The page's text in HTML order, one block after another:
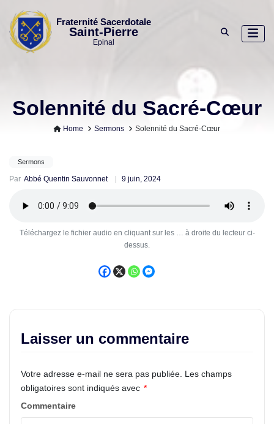
content
Fraternité Sacerdotale
Saint-Pierre
Epinal
Solennité du Sacré-Cœur
Home Sermons Solennité du Sacré-Cœur
Sermons
Par Abbé Quentin Sauvonnet 9 juin, 2024
Téléchargez le fichier audio en cliquant sur les … à droite du lecteur ci-
dessus.
Laisser un commentaire
Votre adresse e-mail ne sera pas publiée.
Les champs
obligatoires sont indiqués avec *
Commentaire